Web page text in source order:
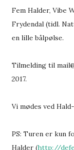
Fem Halder, Vibe
Frydendal (tidl.
en lille bålpølse.
Tilmelding til
2017.
Vi mødes ved
PS: Turen er kun
Halder (http://